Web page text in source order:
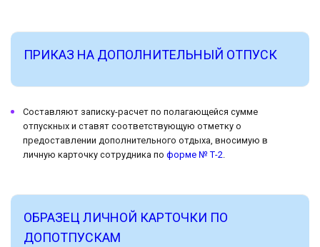
ПРИКАЗ НА ДОПОЛНИТЕЛЬНЫЙ ОТПУСК
Составляют записку-расчет по полагающейся сумме
отпускных и ставят соответствующую отметку о
предоставлении дополнительного отдыха, вносимую в
личную карточку сотрудника по форме № Т-2
ОБРАЗЕЦ ЛИЧНОЙ КАРТОЧКИ ПО
ДОПОТПУСКАМ